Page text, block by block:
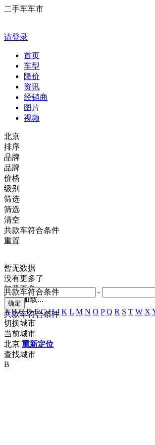
二手车车市
请登录
首页
车型
降价
资讯
经销商
图片
视频
北京
排序
品牌
品牌
价格
-
共款车符合条件
级别
共款车符合条件
筛选
筛选
清空
共款车符合条件
重置
暂无数据
没有更多了
加载更多
正在加载...
A B C D F G H J K L M N O P Q R S T W X
切换城市
当前城市
北京 重新定位
查找城市
B